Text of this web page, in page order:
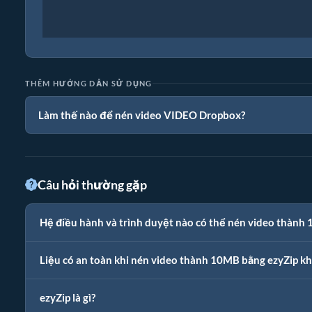
THÊM HƯỚNG DẪN SỬ DỤNG
Làm thế nào để nén video VIDEO Dropbox?
Câu hỏi thường gặp
Hệ điều hành và trình duyệt nào có thể nén video thành
Liệu có an toàn khi nén video thành 10MB bằng ezyZip
ezyZip là gì?